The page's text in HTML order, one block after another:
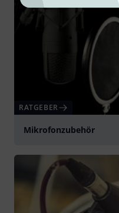
RATGEBER
Mikrofonzubehör